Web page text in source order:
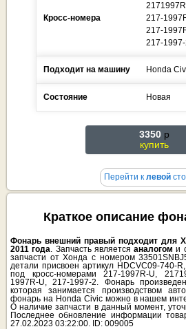
Кросс-номера
217-
217-
217-
Подходит на машину Honda
Состояние Новая
3350 p
купить
Перейти к левой
Краткое описание
Фонарь внешний правый подходит для
2011 года. Запчасть являетсяаналогом и
запчасти от Хонда с номером
детали присвоен артикул HDCVC09-740-
под кросс-номерами 217-1997R-U,
1997R-U, 217-1997-2. Фонарь
которая занимается производством
фонарь на Honda Civic можно в нашем
О наличие запчасти в данный момент,
Последнее обновление информации
27.02.2023 03:22:00. ID: 009005